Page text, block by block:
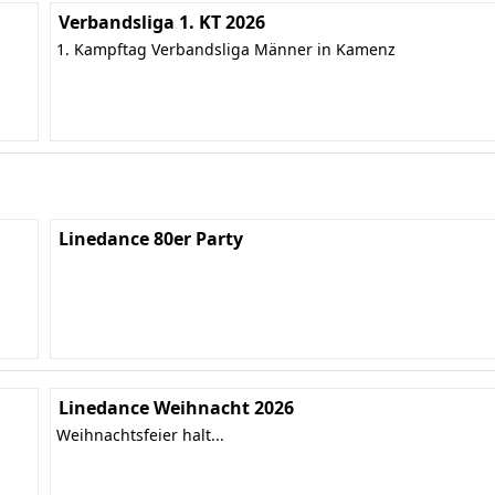
Verbandsliga 1. KT 2026
1. Kampftag Verbandsliga Männer in Kamenz
Linedance 80er Party
Linedance Weihnacht 2026
Weihnachtsfeier halt...